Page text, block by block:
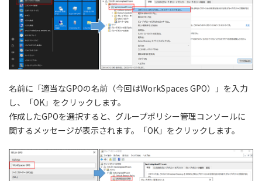
名前に「適当なGPOの名前（今回はWorkSpaces GPO）」を入力
し、「OK」をクリックします。
作成したGPOを選択すると、グループポリシー管理コンソールに
関するメッセージが表示されます。「OK」をクリックします。